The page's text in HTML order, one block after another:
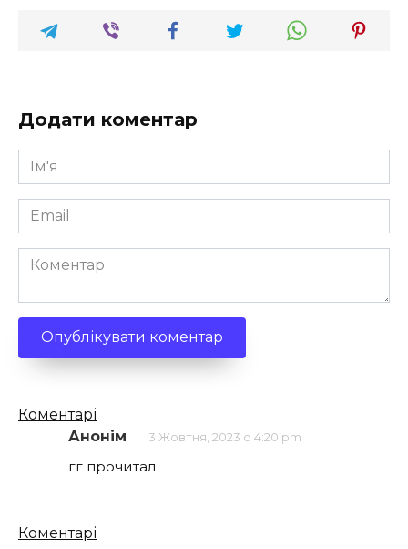
Додати коментар
Ім'я
*
Email
*
Коментар
Кількість
коментарів
Коментарі
Анонім
3 Жовтня, 2023 о 4:20 pm
гг прочитал
Кількість
Коментарі